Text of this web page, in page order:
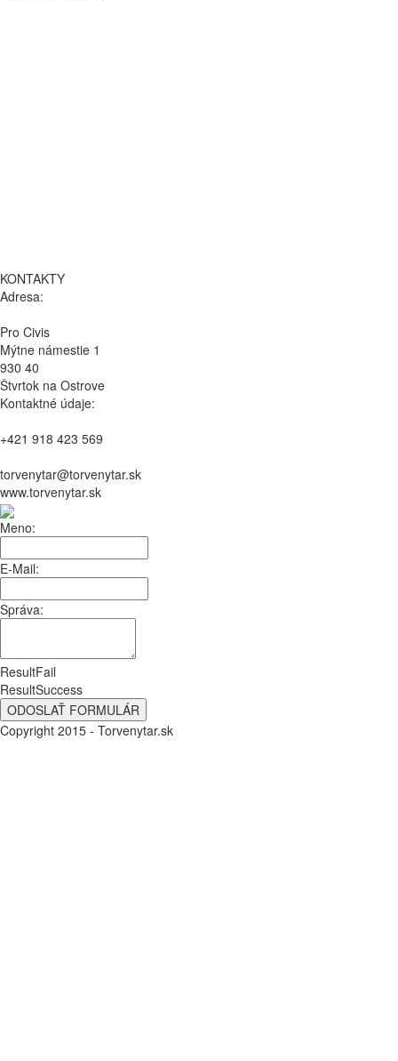
KONTAKTY
Adresa:
Pro Civis
Mýtne námestie 1
930 40
Štvrtok na Ostrove
Kontaktné údaje:
+421 918 423 569
torvenytar@torvenytar.sk
www.torvenytar.sk
Meno:
E-Mail:
Správa:
ResultFail
ResultSuccess
Copyright 2015 - Torvenytar.sk